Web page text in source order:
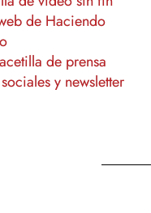
de Haciendo
de prensa
y newsletter